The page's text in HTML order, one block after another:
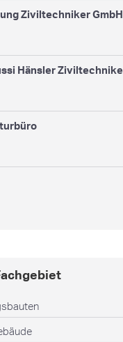
Ziviltechniker GmbH
Hänsler